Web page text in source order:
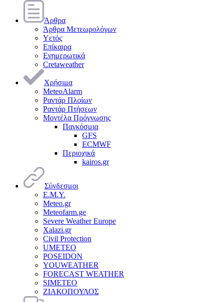
Άρθρα
Άρθρα Μετεωρολόγων
Υετός
Επίκαιρα
Ενημερωτικά
Cretaweather
Χρήσιμα
MeteoAlarm
Ραντάρ Πλοίων
Ραντάρ Πτήσεων
Μοντέλα Πρόγνωσης
Παγκόσμια
GFS
ECMWF
Περιοχικά
kairos.gr
Σύνδεσμοι
Ε.Μ.Υ.
Meteo.gr
Meteofarm.ge
Severe Weather Europe
Xalazi.gr
Civil Protection
UMETEO
POSEIDON
YOUWEATHER
FORECAST WEATHER
SIMETEO
ΖΙΑΚΟΠΟΥΛΟΣ